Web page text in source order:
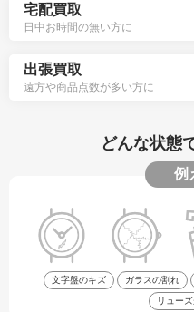
宅配買取
日中お時間の無い方に
出張買取
遠方や商品点数が多い方に
どんな状態
例
文字盤のキズ ガラスの割れ
リュー